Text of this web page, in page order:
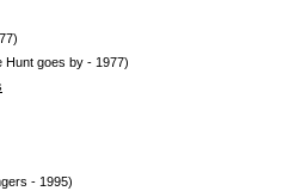
Hunt goes by - 1977)
- 1995)